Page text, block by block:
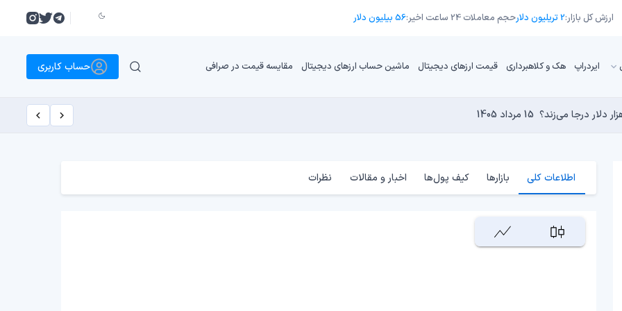
ارزش کل بازار:2 تریلیون دلار حجم معاملات 24 ساعت اخیر: 56 بیلیون دلار
ایردراپ هک و کلاهبرداری قیمت ارزهای دیجیتال ماشین حساب ارزهای دیجیتال مقایسه قیمت در صرافی حساب کاربری
15 مرداد 1405
به پایان رسیده است؟ 14 مرداد 1405 14 مرداد 1405 13 مرداد 1405 کریپتو تبدیل شدند؟ 13 مرداد 1405
اطلاعات کلی بازارها کیف پول‌ها اخبار و مقالات نظرات